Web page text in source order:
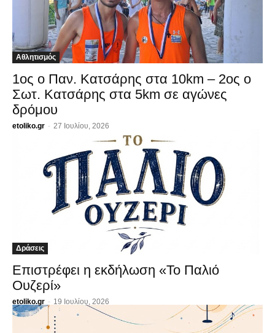
Αθλητισμός
1ος ο Παν. Κατσάρης στα 10km – 2ος ο
Σωτ. Κατσάρης στα 5km σε αγώνες
δρόμου
etoliko.gr - 27 Ιουλίου, 2026
Δράσεις
Επιστρέφει η εκδήλωση «Το Παλιό
Ουζερί»
etoliko.gr - 19 Ιουλίου, 2026